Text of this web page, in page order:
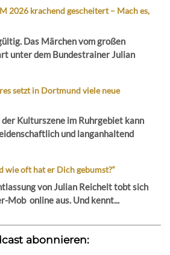
2026 krachend gescheitert – Mach es,
Das Märchen vom großen
unter dem Bundestrainer Julian
setzt in Dortmund viele neue
Kulturszene im Ruhrgebiet kann
und langanhaltend
wie oft hat er Dich gebumst?“
von Julian Reichelt tobt sich
Mob online aus. Und kennt...
abonnieren: